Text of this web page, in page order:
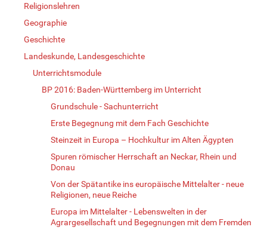
Religionslehren
Geographie
Geschichte
Landeskunde, Landesgeschichte
Unterrichtsmodule
BP 2016: Baden-Württemberg im Unterricht
Grundschule - Sachunterricht
Erste Begegnung mit dem Fach Geschichte
Steinzeit in Europa – Hochkultur im Alten Ägypten
Spuren römischer Herrschaft an Neckar, Rhein und
Donau
Von der Spätantike ins europäische Mittelalter - neue
Religionen, neue Reiche
Europa im Mittelalter - Lebenswelten in der
Agrargesellschaft und Begegnungen mit dem Fremden